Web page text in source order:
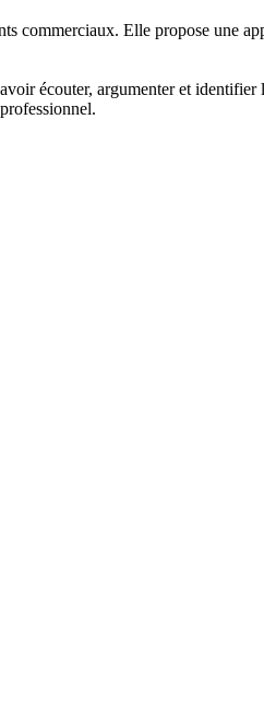
commerciaux. Elle propose une
écouter, argumenter et